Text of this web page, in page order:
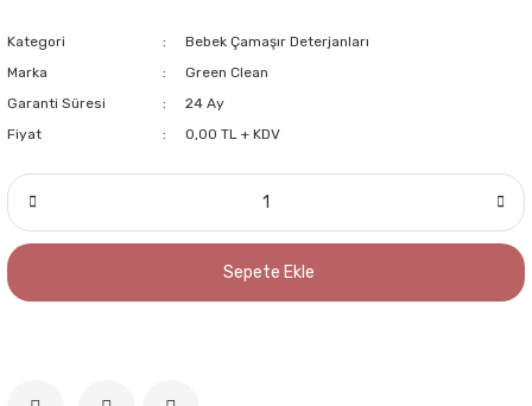
Kategori
Bebek Çamaşır Deterjanları
Marka
Green Clean
Garanti Süresi
24 Ay
Fiyat
0,00 TL + KDV
Sepete Ekle